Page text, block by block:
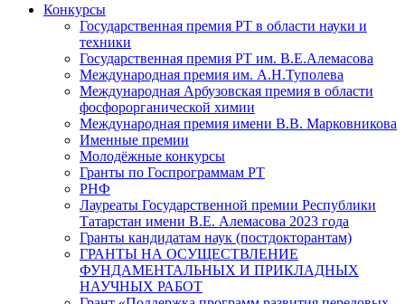
Конкурсы
Государственная премия РТ в области науки и
техники
Государственная премия РТ им. В.Е.Алемасова
Международная премия им. А.Н.Туполева
Международная Арбузовская премия в области
фосфорорганической химии
Международная премия имени В.В. Марковникова
Именные премии
Молодёжные конкурсы
Гранты по Госпрограммам РТ
РНФ
Лауреаты Государственной премии Республики
Татарстан имени В.Е. Алемасова 2023 года
Гранты кандидатам наук (постдокторантам)
ГРАНТЫ НА ОСУЩЕСТВЛЕНИЕ
ФУНДАМЕНТАЛЬНЫХ И ПРИКЛАДНЫХ
НАУЧНЫХ РАБОТ